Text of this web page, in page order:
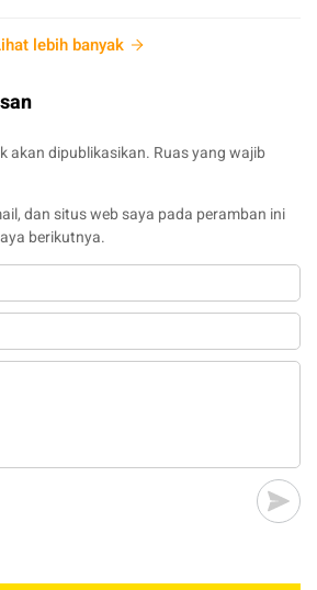
lebih banyak
akan dipublikasikan. Ruas yang wajib
dan situs web saya pada peramban ini
berikutnya.